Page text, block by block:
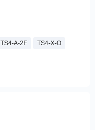
TS4-A-2F TS4-X-O